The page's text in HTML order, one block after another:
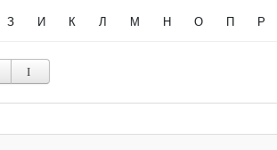
З И К Л М Н О П Р